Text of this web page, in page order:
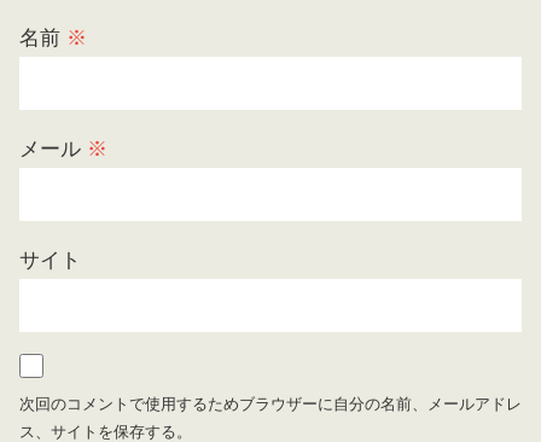
名前 ※
メール ※
サイト
次回のコメントで使用するためブラウザーに自分の名前、メールアドレ
ス、サイトを保存する。